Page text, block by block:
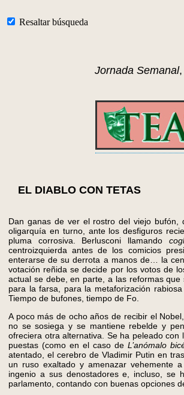
Resaltar búsqueda
Jornada Semanal,
EL DIABLO CON TETAS
Dan ganas de ver el rostro del viejo
oligarquía en turno, ante los desfiguros
pluma corrosiva. Berlusconi llamando
centroizquierda antes de los comicios
enterarse de su derrota a manos de… la
votación reñida se decide por los votos de
actual se debe, en parte, a las reformas
para la farsa, para la metaforización
Tiempo de bufones, tiempo de Fo.
A poco más de ocho años de recibir el
no se sosiega y se mantiene rebelde y
ofreciera otra alternativa. Se ha peleado
puestas (como en el caso de L’anómalo
atentado, el cerebro de Vladimir Putin en
un ruso exaltado y amenazar vehemente
ingenio a sus denostadores e, incluso, se
parlamento, contando con buenas opciones